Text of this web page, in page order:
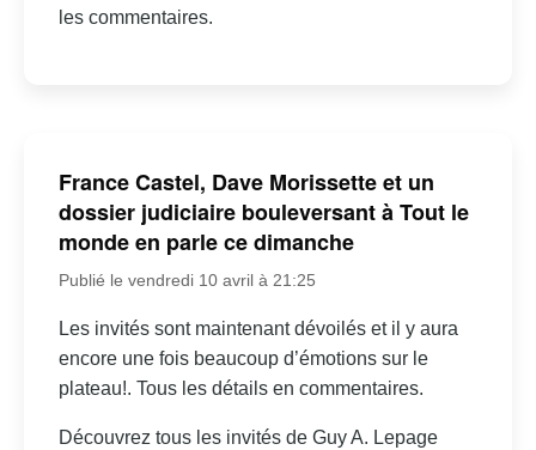
les commentaires.
France Castel, Dave Morissette et un
dossier judiciaire bouleversant à Tout le
monde en parle ce dimanche
Publié le vendredi 10 avril à 21:25
Les invités sont maintenant dévoilés et il y aura
encore une fois beaucoup d’émotions sur le
plateau!. Tous les détails en commentaires.
Découvrez tous les invités de Guy A. Lepage